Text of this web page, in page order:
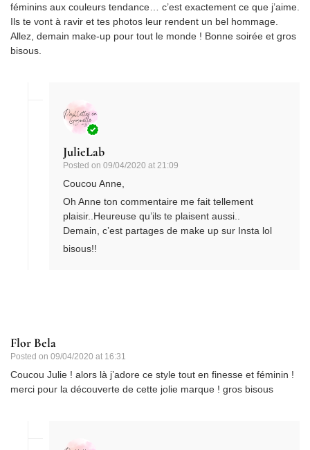
féminins aux couleurs tendance… c’est exactement ce que j’aime.
Ils te vont à ravir et tes photos leur rendent un bel hommage.
Allez, demain make-up pour tout le monde ! Bonne soirée et gros
bisous.
JulieLab
Posted on 09/04/2020 at 21:09
Coucou Anne,
Oh Anne ton commentaire me fait tellement
plaisir..Heureuse qu’ils te plaisent aussi..
Demain, c’est partages de make up sur Insta lol
bisous!!
Flor Bela
Posted on 09/04/2020 at 16:31
Coucou Julie ! alors là j’adore ce style tout en finesse et féminin !
merci pour la découverte de cette jolie marque ! gros bisous